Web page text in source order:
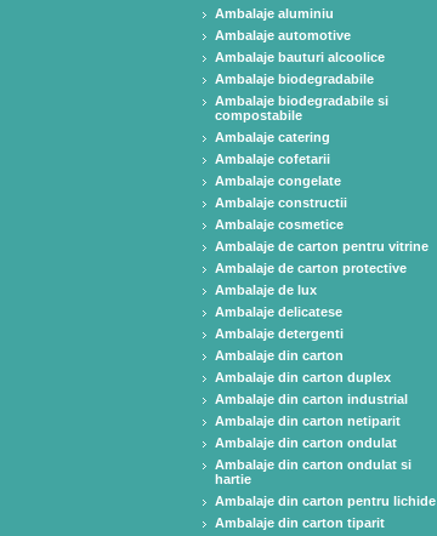
Ambalaje aluminiu
Ambalaje automotive
Ambalaje bauturi alcoolice
Ambalaje biodegradabile
Ambalaje biodegradabile si
compostabile
Ambalaje catering
Ambalaje cofetarii
Ambalaje congelate
Ambalaje constructii
Ambalaje cosmetice
Ambalaje de carton pentru vitrine
Ambalaje de carton protective
Ambalaje de lux
Ambalaje delicatese
Ambalaje detergenti
Ambalaje din carton
Ambalaje din carton duplex
Ambalaje din carton industrial
Ambalaje din carton netiparit
Ambalaje din carton ondulat
Ambalaje din carton ondulat si
hartie
Ambalaje din carton pentru lichide
Ambalaje din carton tiparit